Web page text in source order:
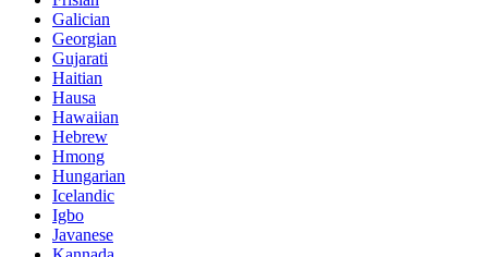
Galician
Georgian
Gujarati
Haitian
Hausa
Hawaiian
Hebrew
Hmong
Hungarian
Icelandic
Igbo
Javanese